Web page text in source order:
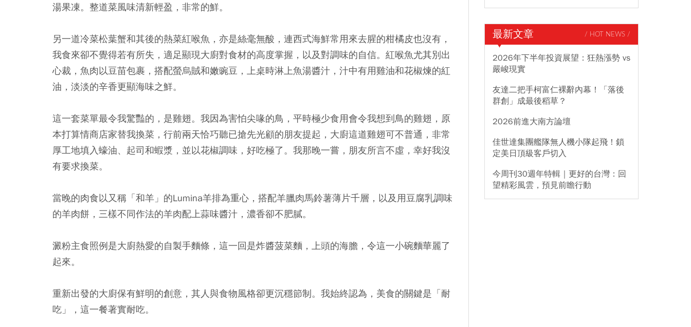
湯果凍。整道菜風味清新輕盈，非常的鮮。
另一道冷菜松葉蟹和其後的熱菜紅喉魚，亦是絲毫無酸，連西式海鮮常用來去腥的柑橘皮也沒有，
我食來卻不覺得若有所失，適足顯現大廚對食材的高度掌握，以及對調味的自信。紅喉魚尤其別出
心裁，魚肉以豆苗包裹，搭配螢烏賊和嫩豌豆，上桌時淋上魚湯醬汁，汁中有用雞油和花椒煉的紅
油，淡淡的辛香更顯海味之鮮。
這一套菜單最令我驚豔的，是雞翅。我因為害怕尖喙的鳥，平時極少食用會令我想到鳥的雞翅，原
本打算情商店家替我換菜，行前兩天恰巧聽已搶先光顧的朋友提起，大廚這道雞翅可不普通，非常
厚工地填入蠔油、起司和蝦漿，並以花椒調味，好吃極了。我那晚一嘗，朋友所言不虛，幸好我沒
有要求換菜。
當晚的肉食以又稱「和羊」的Lumina羊排為重心，搭配羊臘肉馬鈴薯薄片千層，以及用豆腐乳調味
的羊肉餅，三樣不同作法的羊肉配上蒜味醬汁，濃香卻不肥膩。
澱粉主食照例是大廚熱愛的自製手麵條，這一回是炸醬菠菜麵，上頭的海膽，令這一小碗麵華麗了
起來。
重新出發的大廚保有鮮明的創意，其人與食物風格卻更沉穩節制。我始終認為，美食的關鍵是「耐
吃」，這一餐著實耐吃。
最新文章 / HOT NEWS /
2026年下半年投資展望：狂熱漲勢 vs
嚴峻現實
友達二把手柯富仁裸辭內幕！「落後
群創」成最後稻草？
2026前進大南方論壇
佳世達集團艦隊無人機小隊起飛！鎖
定美日頂級客戶切入
今周刊30週年特輯｜更好的台灣：回
望精彩風雲，預見前瞻行動